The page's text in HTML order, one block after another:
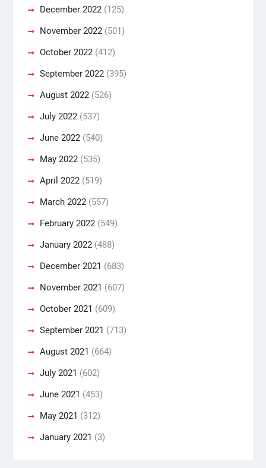
December 2022(125)
November 2022(501)
October 2022(412)
September 2022(395)
August 2022(526)
July 2022(537)
June 2022(540)
May 2022(535)
April 2022(519)
March 2022(557)
February 2022(549)
January 2022(488)
December 2021 (683)
November 2021 (607)
October 2021 (609)
September 2021 (713)
August 2021 (664)
July 2021 (602)
June 2021 (453)
May 2021 (312)
January 2021 (3)